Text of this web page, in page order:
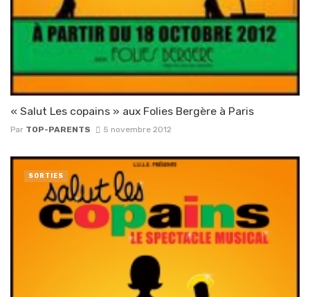
« Salut Les copains » aux Folies Bergère à Paris
Par TOP-PARENTS 5 novembre 2012
SORTIES